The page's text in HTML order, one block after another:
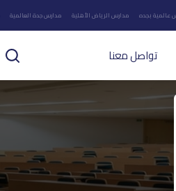
عالمية بجده مدارس الرياض الأهلية مدارس جدة العالمية
تواصل معنا